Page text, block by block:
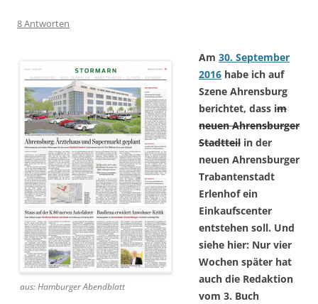
8 Antworten
aus: Hamburger Abendblatt
Am 30. September
2016 habe ich auf
Szene Ahrensburg
berichtet, dass im
neuen Ahrensburger
Stadtteil in der
neuen Ahrensburger
Trabantenstadt
Erlenhof ein
Einkaufscenter
entstehen soll. Und
siehe hier: Nur vier
Wochen später hat
auch die Redaktion
vom 3. Buch